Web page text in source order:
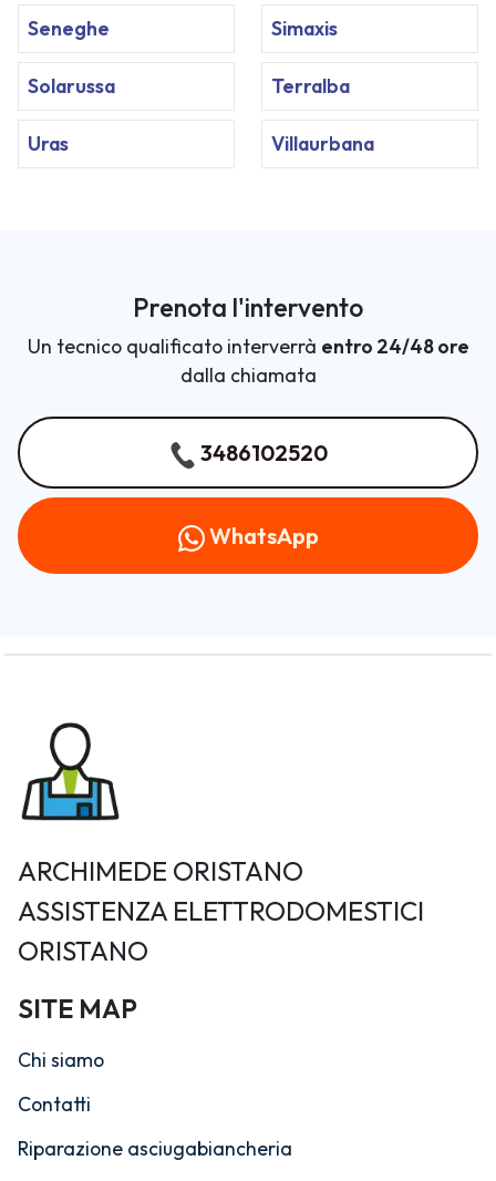
Seneghe Simaxis
Solarussa Terralba
Uras Villaurbana
Prenota l'intervento
Un tecnico qualificato interverrà entro 24/48 ore
dalla chiamata
3486102520
WhatsApp
ARCHIMEDE ORISTANO
ASSISTENZA ELETTRODOMESTICI
ORISTANO
SITE MAP
Chi siamo
Contatti
Riparazione asciugabiancheria